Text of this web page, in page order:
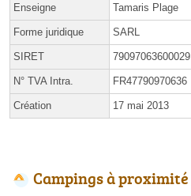
Enseigne Tamaris Plage
Forme juridique SARL
SIRET 79097063600029
N° TVA Intra. FR47790970636
Création 17 mai 2013
Campings à proximité